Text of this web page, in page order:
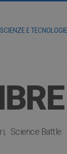
SCIENZE E TECNOLOGIE
Science Battle